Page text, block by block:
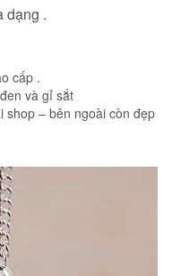
dạng .
cấp .
và gỉ sắt
shop – bên ngoài còn đẹp